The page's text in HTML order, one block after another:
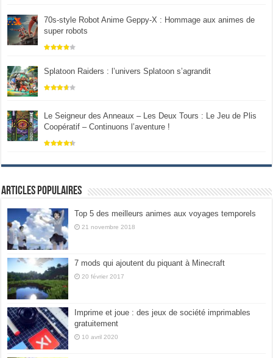
70s-style Robot Anime Geppy-X : Hommage aux animes de
super robots
Splatoon Raiders : l’univers Splatoon s’agrandit
Le Seigneur des Anneaux – Les Deux Tours : Le Jeu de Plis
Coopératif – Continuons l’aventure !
Articles populaires
Top 5 des meilleurs animes aux voyages temporels
21 novembre 2018
7 mods qui ajoutent du piquant à Minecraft
20 février 2017
Imprime et joue : des jeux de société imprimables
gratuitement
10 avril 2020